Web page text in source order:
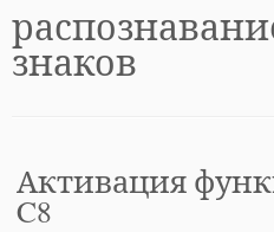
знаков
Активация
C8